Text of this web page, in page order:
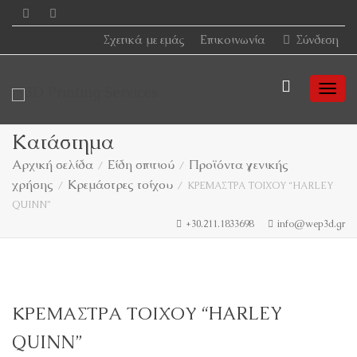
Σχετικά με εμάς Επικοινωνία Σύνδεση
Κατάστημα
Αρχική σελίδα Είδη σπιτιού
Προϊόντα γενικής
χρήσης
Κρεμάστρες τοίχου
ΚΡΕΜΑΣΤΡΑ ΤΟΙΧΟΥ “HARLEY
QUINN”
+30.211.1833698
info@wep3d.gr
ΚΡΕΜΑΣΤΡΑ ΤΟΙΧΟΥ “HARLEY
QUINN”